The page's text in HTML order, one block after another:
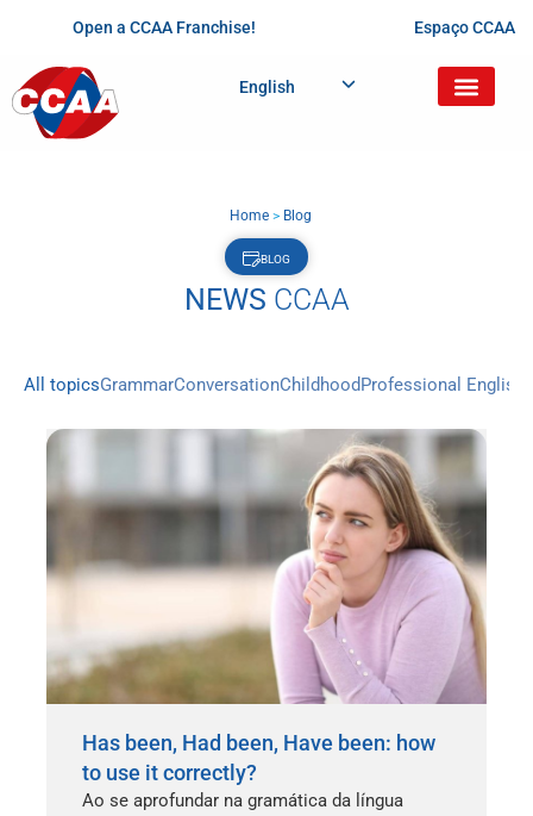
Open a CCAA Franchise! Espaço CCAA
English
Home > Blog
BLOG
NEWS CCAA
All topicsGrammarConversationChildhoodProfessional English
Has been, Had been, Have been: how
to use it correctly?
Ao se aprofundar na gramática da língua